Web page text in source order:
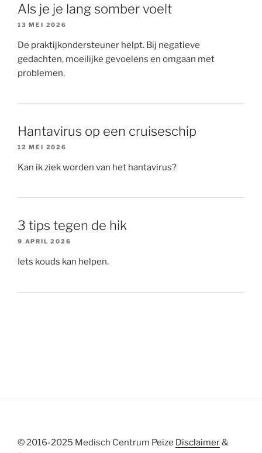
Als je je lang somber voelt
13 MEI 2026
De praktijkondersteuner helpt. Bij negatieve
gedachten, moeilijke gevoelens en omgaan met
problemen.
Hantavirus op een cruiseschip
12 MEI 2026
Kan ik ziek worden van het hantavirus?
3 tips tegen de hik
9 APRIL 2026
Iets kouds kan helpen.
© 2016-2025 Medisch Centrum Peize Disclaimer&